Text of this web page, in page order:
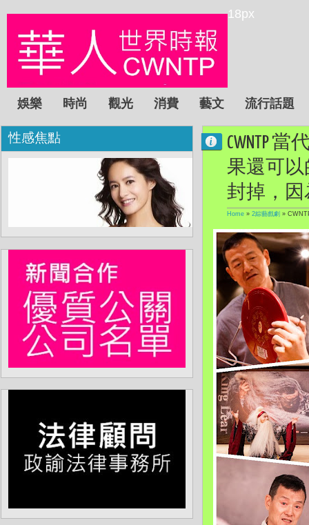
18px
娛樂 時尚 觀光 消費 藝文 流行話題
CWNTP
果還可以
封掉，因
Home » 2綜藝戲劇 »
性感焦點